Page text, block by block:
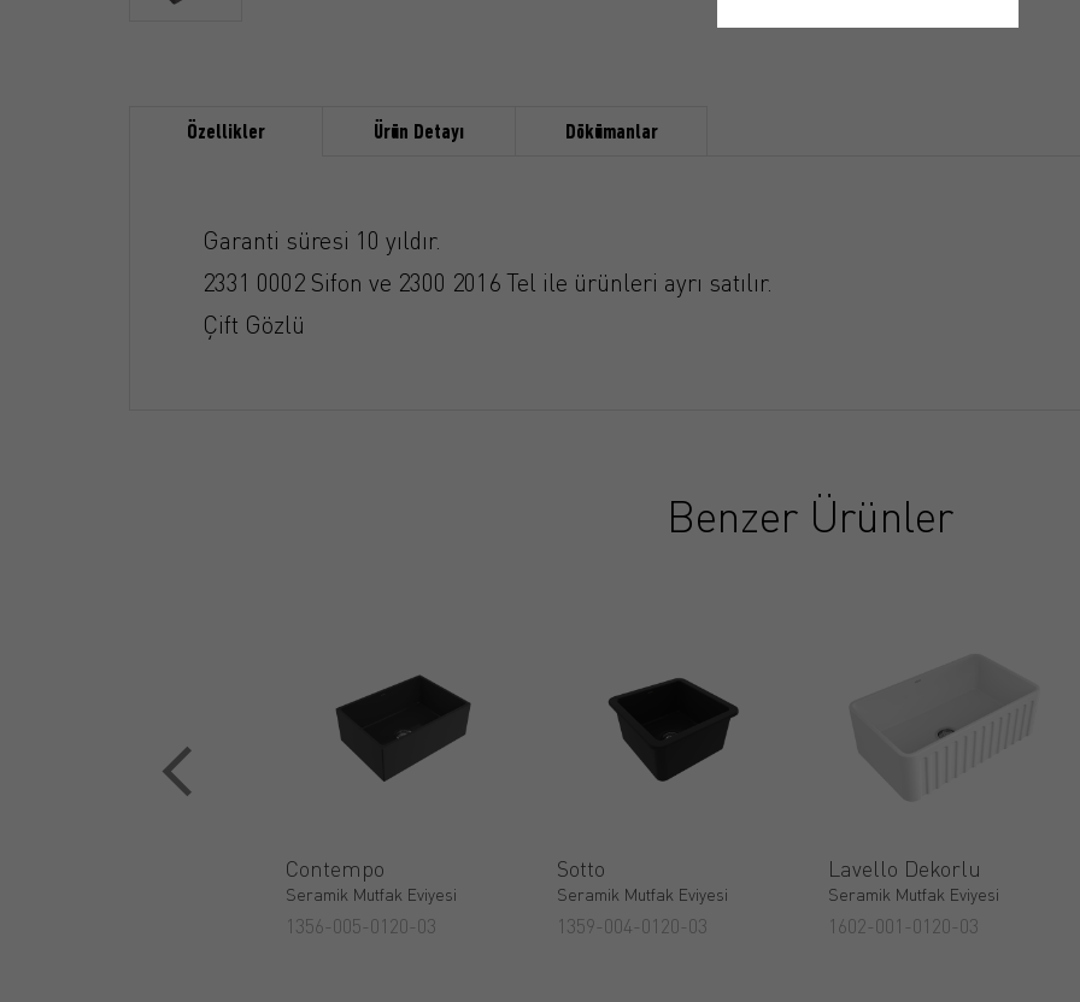
Özellikler Ürün Detayı Dökümanlar
Garanti süresi 10 yıldır.
2331 0002 Sifon ve 2300 2016 Tel ile ürünleri ayrı satılır.
Çift Gözlü
Benzer Ürünler
Contempo
Seramik Mutfak Eviyesi
1356-005-0120-03
Sotto
Seramik Mutfak Eviyesi
1359-004-0120-03
Lavello Dekorlu
Seramik Mutfak Eviyesi
1602-001-0120-03